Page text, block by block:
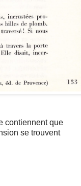
contiennent que
se trouvent